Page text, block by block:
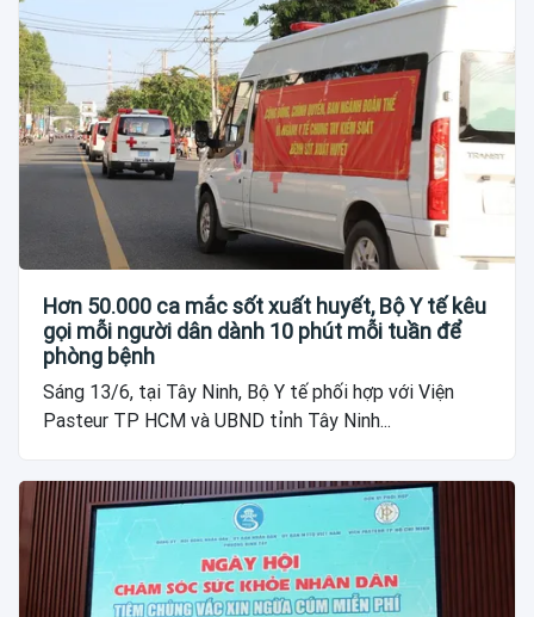
Hơn 50.000 ca mắc sốt xuất huyết, Bộ Y tế kêu
gọi mỗi người dân dành 10 phút mỗi tuần để
phòng bệnh
Sáng 13/6, tại Tây Ninh, Bộ Y tế phối hợp với Viện
Pasteur TP HCM và UBND tỉnh Tây Ninh...